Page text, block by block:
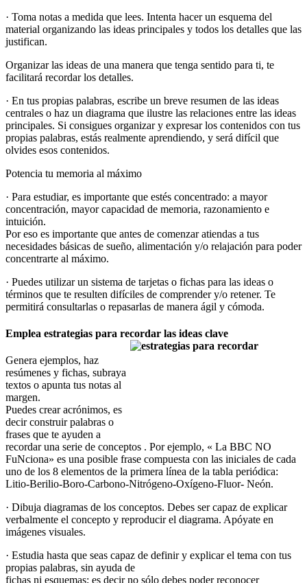
· Toma notas a medida que lees. Intenta hacer un esquema del
material organizando las ideas principales y todos los detalles que las
justifican.
Organizar las ideas de una manera que tenga sentido para ti, te
facilitará recordar los detalles.
· En tus propias palabras, escribe un breve resumen de las ideas
centrales o haz un diagrama que ilustre las relaciones entre las ideas
principales. Si consigues organizar y expresar los contenidos con tus
propias palabras, estás realmente aprendiendo, y será difícil que
olvides esos contenidos.
Potencia tu memoria al máximo
· Para estudiar, es importante que estés concentrado: a mayor
concentración, mayor capacidad de memoria, razonamiento e
intuición.
Por eso es importante que antes de comenzar atiendas a tus
necesidades básicas de sueño, alimentación y/o relajación para poder
concentrarte al máximo.
· Puedes utilizar un sistema de tarjetas o fichas para las ideas o
términos que te resulten difíciles de comprender y/o retener. Te
permitirá consultarlas o repasarlas de manera ágil y cómoda.
Emplea estrategias para recordar las ideas clave
Genera ejemplos, haz
resúmenes y fichas, subraya
textos o apunta tus notas al
margen.
Puedes crear acrónimos, es
decir construir palabras o
frases que te ayuden a
recordar una serie de conceptos . Por ejemplo, « La BBC NO
FuNciona» es una posible frase compuesta con las iniciales de cada
uno de los 8 elementos de la primera línea de la tabla periódica:
Litio-Berilio-Boro-Carbono-Nitrógeno-Oxígeno-Fluor- Neón.
· Dibuja diagramas de los conceptos. Debes ser capaz de explicar
verbalmente el concepto y reproducir el diagrama. Apóyate en
imágenes visuales.
· Estudia hasta que seas capaz de definir y explicar el tema con tus
propias palabras, sin ayuda de
fichas ni esquemas; es decir no sólo debes poder reconocer